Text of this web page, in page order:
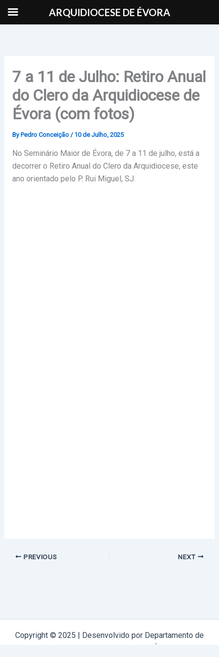
7 a 11 de Julho: Retiro Anual
do Clero da Arquidiocese de
Évora (com fotos)
By Pedro Conceição / 10 de Julho, 2025
No Seminário Maior de Évora, de 7 a 11 de julho, está a
decorrer o Retiro Anual do Clero da Arquidiocese, este
ano orientado pelo P. Rui Miguel, SJ.
PREVIOUS NEXT
Copyright © 2025 | Desenvolvido por Departamento de
ARQUIDIOCESE DE ÉVORA